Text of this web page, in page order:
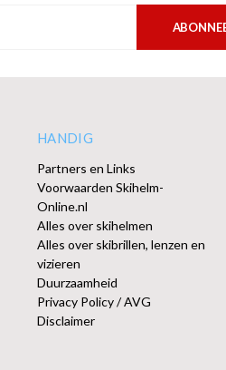
HANDIG
Partners en Links
Voorwaarden Skihelm-
Online.nl
Alles over skihelmen
Alles over skibrillen, lenzen en
vizieren
Duurzaamheid
Privacy Policy / AVG
Disclaimer